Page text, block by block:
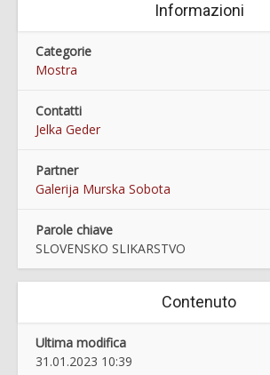
Informazioni
Categorie
Mostra
Contatti
Jelka Geder
Partner
Galerija Murska Sobota
Parole chiave
SLOVENSKO SLIKARSTVO
Contenuto
Ultima modifica
31.01.2023 10:39